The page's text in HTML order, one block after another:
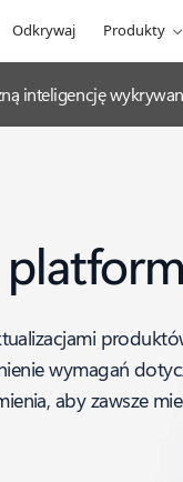
Odkrywaj Produkty
inteligencję
wymagań
aby zawsze